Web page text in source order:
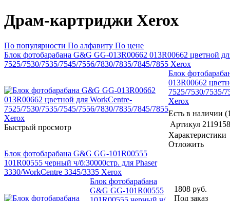
Драм-картриджи Xerox
По популярности По алфавиту По цене
Блок фотобарабана G&G GG-013R00662 013R00662 цветной
7525/7530/7535/7545/7556/7830/7835/7845/7855 Xerox
Быстрый просмотр
Блок
013R00662
7525/7530/7535/
Xerox
Есть в наличии
Артикул 2119158
Характеристики
Отложить
Блок фотобарабана G&G GG-101R00555
101R00555 черный ч/б:30000стр. для Phaser
3330/WorkCentre 3345/3335 Xerox
Блок фотобарабана
G&G GG-101R00555
1808 руб.
Под заказ